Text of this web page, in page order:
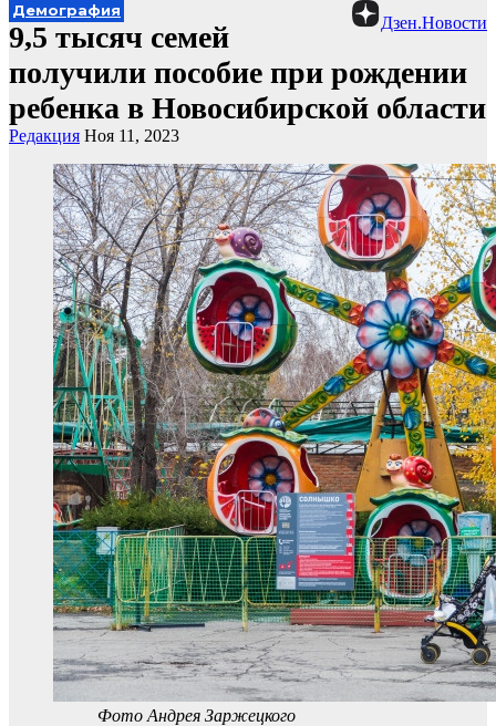
Дзен.Новости
Демография
9,5 тысяч семей
получили пособие при рождении
ребенка в Новосибирской области
Редакция Ноя 11, 2023
Фото Андрея Заржецкого